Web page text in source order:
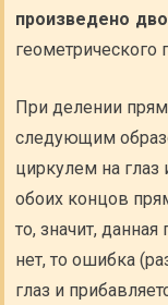
произведено
геометрического
При делении
следующим
циркулем на глаз
обоих концов
то, значит,
нет, то ошибка
глаз и